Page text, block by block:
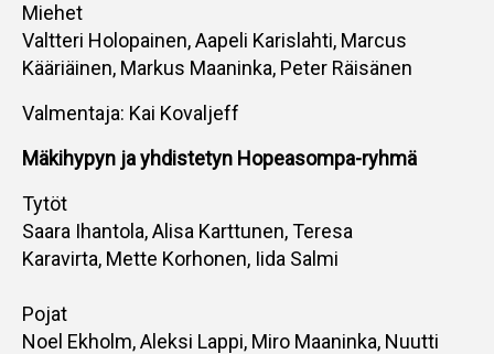
Miehet
Valtteri Holopainen, Aapeli Karislahti, Marcus
Kääriäinen, Markus Maaninka, Peter Räisänen
Valmentaja: Kai Kovaljeff
Mäkihypyn ja yhdistetyn Hopeasompa-ryhmä
Tytöt
Saara Ihantola, Alisa Karttunen, Teresa
Karavirta, Mette Korhonen, Iida Salmi
Pojat
Noel Ekholm, Aleksi Lappi, Miro Maaninka, Nuutti